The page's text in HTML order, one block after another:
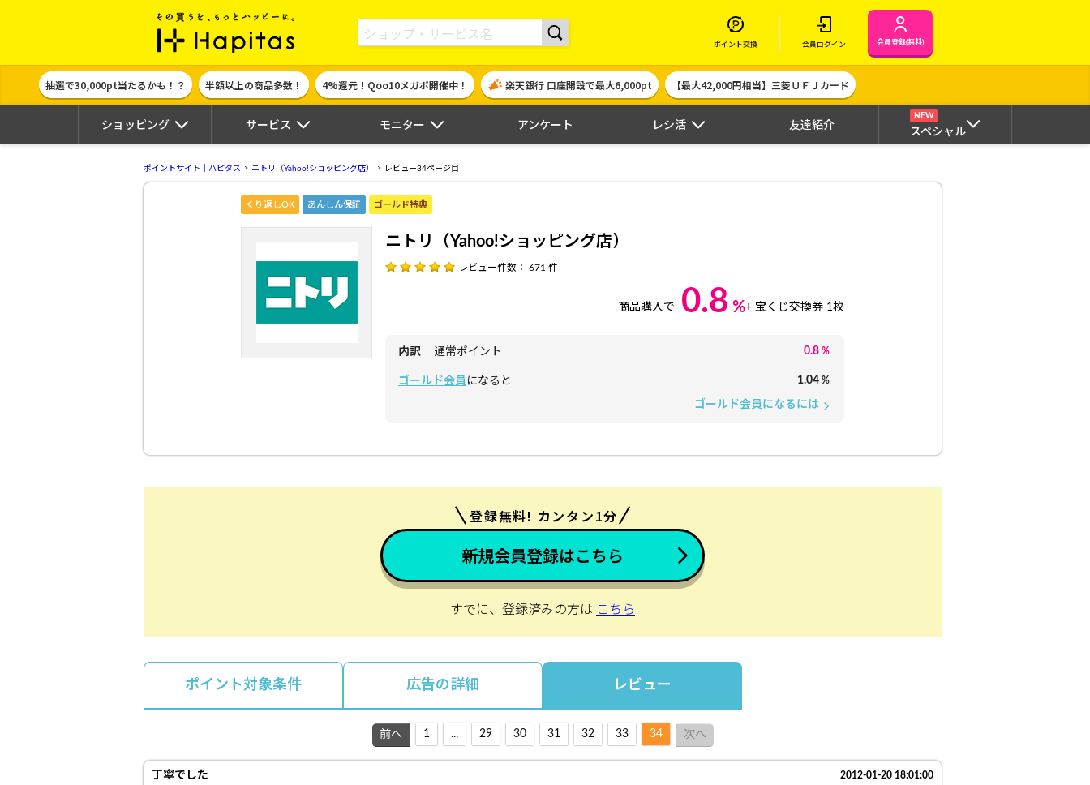
ポイント貯めて現金やギフト券に交換できるポイントサイト | ハピタス
ポイント交換 会員ログイン 会員登録(無料)
抽選で30,000pt当たるかも！？ 半額以上の商品多数！ 4%還元！Qoo10メガポ開催中！ 楽天銀行 口座開設で最大6,000pt 【最大42,000円相当】三菱ＵＦＪカード
ショッピング サービス モニター アンケート レシ活 友達紹介
NEW
スペシャル
ポイントサイト｜ハピタス ニトリ（Yahoo!ショッピング店） レビュー34ページ目
くり返しOK あんしん保証 ゴールド特典
ニトリ（Yahoo!ショッピング店）
レビュー件数： 671 件
商品購入で 0.8 %+ 宝くじ交換券 1枚
内訳 通常ポイント 0.8 %
ゴールド会員 になると 1.04 %
ゴールド会員になるには arrow_forward_ios
登録無料! カンタン1分
新規会員登録はこちら
すでに、登録済みの方は こちら
ポイント対象条件 広告の詳細 レビュー
前へ 1 ... 29 30 31 32 33 34 次へ
丁寧でした 2012-01-20 18:01:00